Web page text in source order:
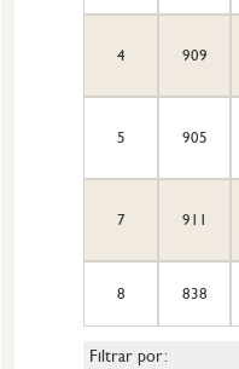
4 909
5 905
7 911
8 838
Filtrar por: